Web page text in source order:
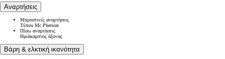
Αναρτήσεις
Μπροστινές αναρτήσεις
Τύπου Mc Pherson
Πίσω αναρτήσεις
Ημιάκαμπτος άξονας
Βάρη & ελκτική ικανότητα